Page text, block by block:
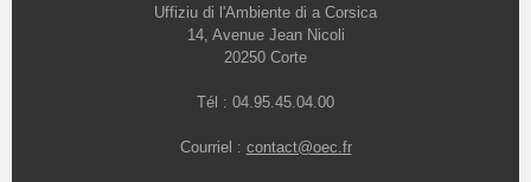
Uffiziu di l'Ambiente di a Corsica
14, Avenue Jean Nicoli
20250 Corte
Tél : 04.95.45.04.00
Courriel : contact@oec.fr